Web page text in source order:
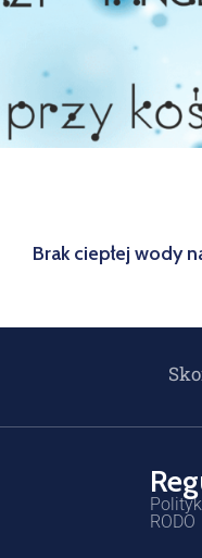
Brak ciepłej wody
RODO